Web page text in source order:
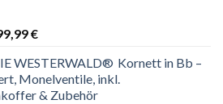
€
€Aktueller
ist:
299,99 €.
WESTERWALD® Kornett in Bb –
Monelventile, inkl.
& Zubehör